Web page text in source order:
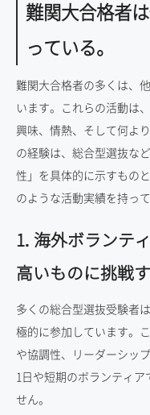
難関大合格者
っている。
難関大合格者の多くは、
います。これらの活動は
興味、情熱、そして何よ
の経験は、総合型選抜な
性」を具体的に示すもの
のような活動実績を持っ
1. 海外ボランテ
高いものに挑戦
多くの総合型選抜受験者
極的に参加しています。
や協調性、リーダーシッ
1日や短期のボランティ
せん。